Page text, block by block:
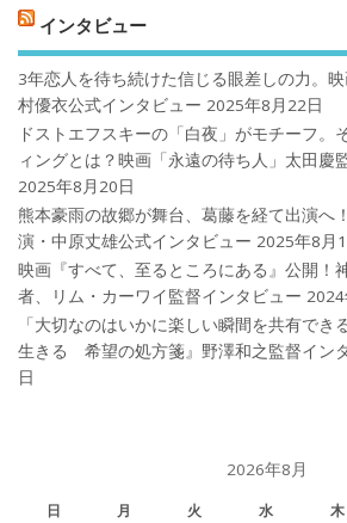
インタビュー
3年恋人を待ち続けた信じる眼差しの力。
村優衣公式インタビュー 2025年8月22日
ドストエフスキーの「白夜」がモチーフ。
ィングとは？映画「永遠の待ち人」太田慶
2025年8月20日
熊本豪雨の故郷が舞台、葛藤を経て出演へ
演・中原丈雄公式インタビュー 2025年8月
映画『すべて、至るところにある』公開！
者、リム・カーワイ監督インタビュー
「大切なのはいかに楽しい瞬間を共有でき
生きる 希望の処方箋』野澤和之監督イン
日
2026年8月
日 月 火 水 木